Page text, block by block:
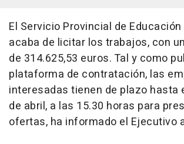
El Servicio Provincial de
acaba de licitar los trabajos, con
de 314.625,53 euros. Tal y como
plataforma de contratación, las
interesadas tienen de plazo hasta
de abril, a las 15.30 horas para
ofertas, ha informado el Ejecutivo